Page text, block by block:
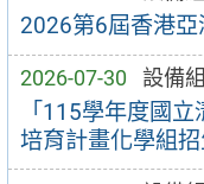
2026第6屆香港亞
2026-07-30 設備組
「115學年度國
培育計畫化學組